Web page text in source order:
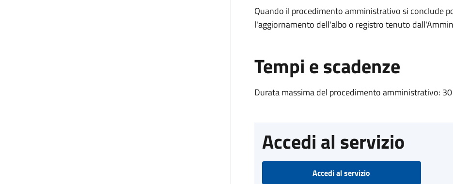
Quando il procedimento amministrativo si conclude
l'aggiornamento dell'albo o registro tenuto
Tempi e scadenze
Durata massima del procedimento amministrativo:
Accedi al servizio
Accedi al servizio